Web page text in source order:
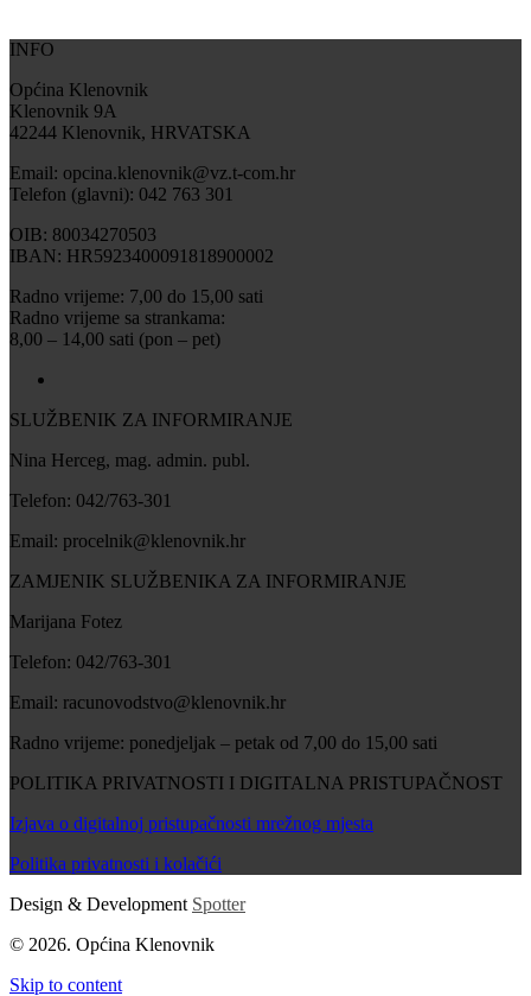
INFO
Općina Klenovnik
Klenovnik 9A
42244 Klenovnik, HRVATSKA
Email: opcina.klenovnik@vz.t-com.hr
Telefon (glavni): 042 763 301
OIB: 80034270503
IBAN: HR5923400091818900002
Radno vrijeme: 7,00 do 15,00 sati
Radno vrijeme sa strankama:
8,00 – 14,00 sati (pon – pet)
SLUŽBENIK ZA INFORMIRANJE
Nina Herceg, mag. admin. publ.
Telefon: 042/763-301
Email: procelnik@klenovnik.hr
ZAMJENIK SLUŽBENIKA ZA INFORMIRANJE
Marijana Fotez
Telefon: 042/763-301
Email: racunovodstvo@klenovnik.hr
Radno vrijeme: ponedjeljak – petak od 7,00 do 15,00 sati
POLITIKA PRIVATNOSTI I DIGITALNA PRISTUPAČNOST
Izjava o digitalnoj pristupačnosti mrežnog mjesta
Politika privatnosti i kolačići
Design & Development Spotter
© 2026. Općina Klenovnik
Skip to content